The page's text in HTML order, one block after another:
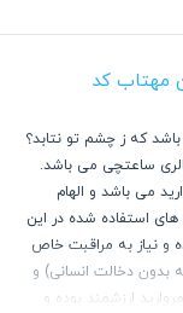
مهتاب کد
که ز چشم تو نتابد؟
ساعتچی می باشد.
می باشد و الهام
استفاده شده در این
و نیاز به مراقبت خاص
بدون دخالت انسانی) و
ارزشمند بوده و